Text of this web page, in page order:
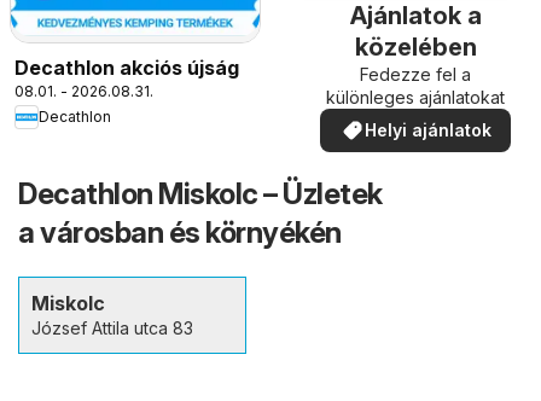
Decathlon akciós újság
08.01. - 2026.08.31.
Decathlon
Ajánlatok a
közelében
Fedezze fel a
különleges ajánlatokat
Helyi ajánlatok
Decathlon Miskolc – Üzletek
a városban és környékén
Miskolc
József Attila utca 83